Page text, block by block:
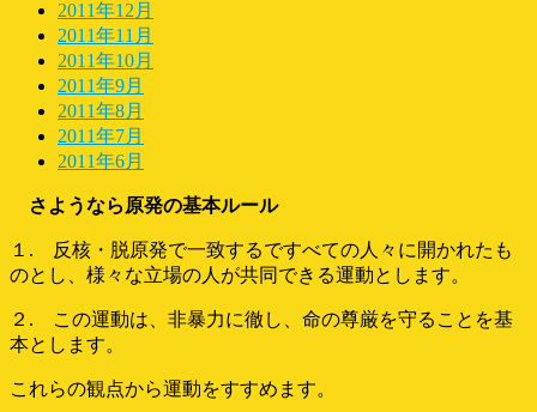
2011年12月
2011年11月
2011年10月
2011年9月
2011年8月
2011年7月
2011年6月
さようなら原発の基本ルール
１. 反核・脱原発で一致するですべての人々に開かれたも
のとし、様々な立場の人が共同できる運動とします。
２. この運動は、非暴力に徹し、命の尊厳を守ることを基
本とします。
これらの観点から運動をすすめます。